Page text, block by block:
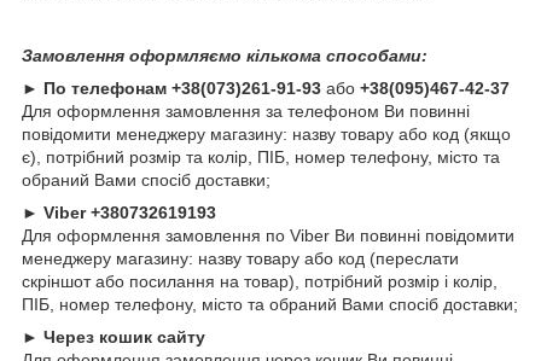
Замовлення оформляємо кількома способами:
► По телефонам +38(073)261-91-93 або +38(095)467-42-37
Для оформлення замовлення за телефоном Ви повинні
повідомити менеджеру магазину: назву товару або код (якщо
є), потрібний розмір та колір, ПІБ, номер телефону, місто та
обраний Вами спосіб доставки;
► Viber +380732619193
Для оформлення замовлення по Viber Ви повинні повідомити
менеджеру магазину: назву товару або код (переслати
скріншот або посилання на товар), потрібний розмір і колір,
ПІБ, номер телефону, місто та обраний Вами спосіб доставки;
► Через кошик сайту